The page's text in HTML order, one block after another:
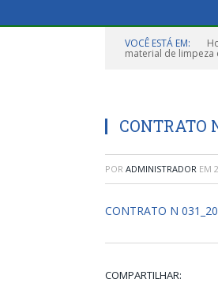
VOCÊ ESTÁ EM:
material de limpeza
CONTRATO
POR ADMINISTRADOR EM
CONTRATO N
COMPARTILHAR: